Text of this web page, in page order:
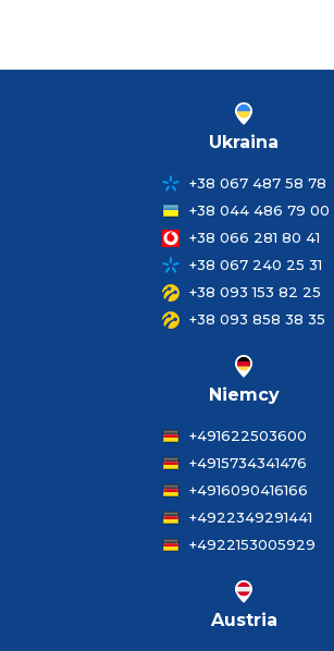
Ukraina
+38 067 487 58 78
+38 044 486 79 00
+38 066 281 80 41
+38 067 240 25 31
+38 093 153 82 25
+38 093 858 38 35
Niemcy
+491622503600
+4915734341476
+4916090416166
+4922349291441
+4922153005929
Austria